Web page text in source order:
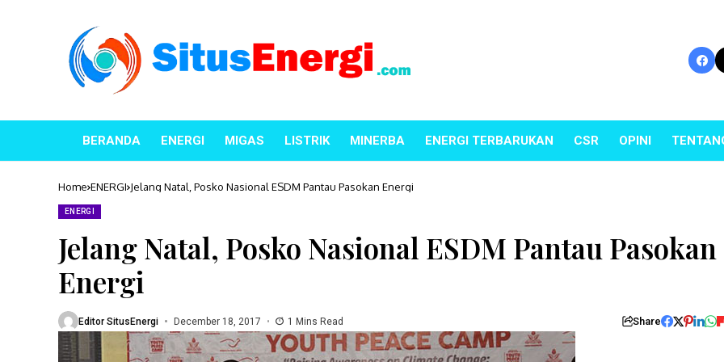
BERANDA ENERGI MIGAS LISTRIK MINERBA ENERGI TERBARUKAN CSR OPINI
Home ENERGI Jelang Natal, Posko Nasional ESDM Pantau Pasokan Energi
ENERGI
Jelang Natal, Posko Nasional ESDM Pantau Pasokan
Energi
Editor SitusEnergi December 18, 2017 1 Mins Read Share